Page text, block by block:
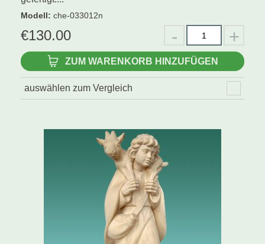
Modell: che-033012n
€130.00
ZUM WARENKORB HINZUFÜGEN
auswählen zum Vergleich